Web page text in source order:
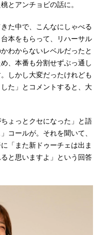
とアンチョビの話に。
た中で、こんなにしゃべる
本をもらって、リハーサル
わからないレベルだったと
、本番も分割せずぶっ通し
しかし大変だったけれども
た」とコメントすると、大
ょっとクセになった」と語
コールが。それを聞いて、
「また新ドゥーチェは出ま
と思いますよ」という回答